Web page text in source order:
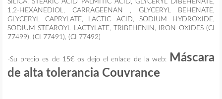
1,2-HEXANEDIOL, CARRAGEENAN , GLYCERYL BEHENATE,
GLYCERYL CAPRYLATE, LACTIC ACID, SODIUM HYDROXIDE,
SODIUM STEAROYL LACTYLATE, TRIBEHENIN, IRON OXIDES (CI
77499), (CI 77491), (CI 77492)
-Su precio es de 15€ os dejo el enlace de la web:
Máscara
de alta tolerancia Couvrance